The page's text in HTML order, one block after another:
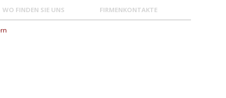
WO FINDEN SIE UNS FIRMENKONTAKTE